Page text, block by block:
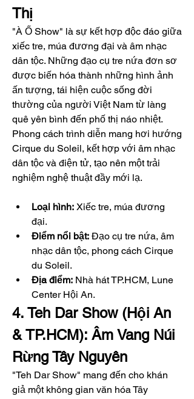
Thị
"À Ố Show" là sự kết hợp độc đáo giữa
xiếc tre, múa đương đại và âm nhạc
dân tộc. Những đạo cụ tre nứa đơn sơ
được biến hóa thành những hình ảnh
ấn tượng, tái hiện cuộc sống đời
thường của người Việt Nam từ làng
quê yên bình đến phố thị náo nhiệt.
Phong cách trình diễn mang hơi hướng
Cirque du Soleil, kết hợp với âm nhạc
dân tộc và điện tử, tạo nên một trải
nghiệm nghệ thuật đầy mới lạ.
Loại hình: Xiếc tre, múa đương
đại.
Điểm nổi bật: Đạo cụ tre nứa, âm
nhạc dân tộc, phong cách Cirque
du Soleil.
Địa điểm: Nhà hát TP.HCM, Lune
Center Hội An.
4. Teh Dar Show (Hội An
& TP.HCM): Âm Vang Núi
Rừng Tây Nguyên
"Teh Dar Show" mang đến cho khán
giả một không gian văn hóa Tây